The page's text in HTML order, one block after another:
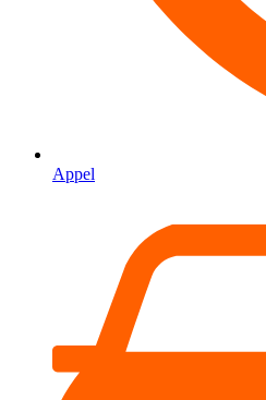
Appel